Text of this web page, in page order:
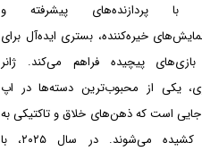
با پردازنده‌های پیشرفته و
خیره‌کننده، بستری ایده‌آل برای
بازی‌های پیچیده فراهم می‌کند. ژانر
یکی از محبوب‌ترین دسته‌ها در اپ
جایی است که ذهن‌های خلاق و تاکتیکی به
چالش کشیده می‌شوند. در سال ۲۰۲۵، با